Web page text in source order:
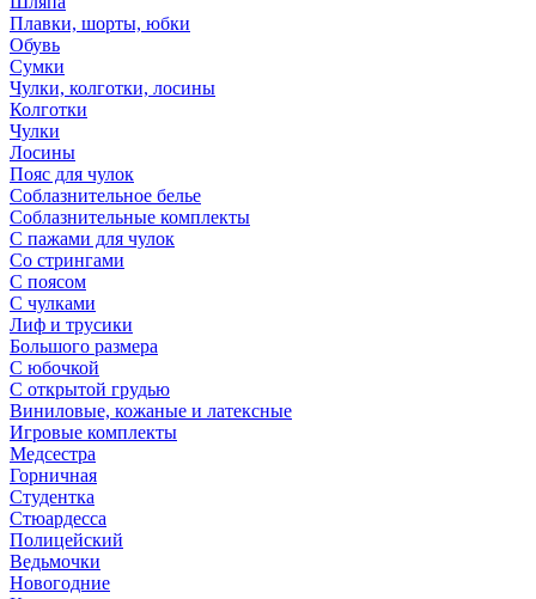
Плавки, шорты, юбки
Обувь
Сумки
Чулки, колготки, лосины
Колготки
Чулки
Лосины
Пояс для чулок
Соблазнительное белье
Соблазнительные комплекты
С пажами для чулок
Со стрингами
С поясом
С чулками
Лиф и трусики
Большого размера
С юбочкой
С открытой грудью
Виниловые, кожаные и латексные
Игровые комплекты
Медсестра
Горничная
Студентка
Стюардесса
Полицейский
Ведьмочки
Новогодние